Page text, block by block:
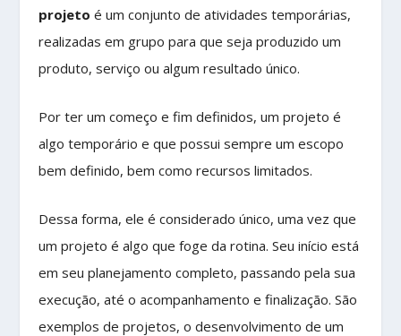
projeto é um conjunto de atividades temporárias,
realizadas em grupo para que seja produzido um
produto, serviço ou algum resultado único.
Por ter um começo e fim definidos, um projeto é
algo temporário e que possui sempre um escopo
bem definido, bem como recursos limitados.
Dessa forma, ele é considerado único, uma vez que
um projeto é algo que foge da rotina. Seu início está
em seu planejamento completo, passando pela sua
execução, até o acompanhamento e finalização. São
exemplos de projetos, o desenvolvimento de um